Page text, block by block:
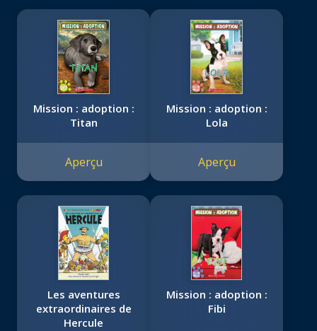
Mission : adoption :
Titan
Aperçu
Mission : adoption :
Lola
Aperçu
Les aventures
extraordinaires de
Hercule
Mission : adoption :
Fibi